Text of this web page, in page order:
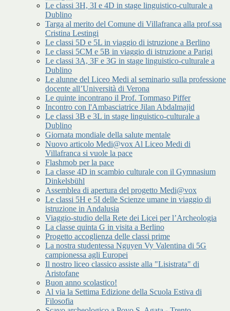
Le classi 3H, 3I e 4D in stage linguistico-culturale a
Dublino
Targa al merito del Comune di Villafranca alla prof.ssa
Cristina Lestingi
Le classi 5D e 5L in viaggio di istruzione a Berlino
Le classi 5CM e 5B in viaggio di istruzione a Parigi
Le classi 3A, 3F e 3G in stage linguistico-culturale a
Dublino
Le alunne del Liceo Medi al seminario sulla professione
docente all’Università di Verona
Le quinte incontrano il Prof. Tommaso Piffer
Incontro con l'Ambasciatrice Jilan Abdalmajid
Le classi 3B e 3L in stage linguistico-culturale a
Dublino
Giornata mondiale della salute mentale
Nuovo articolo Medi@vox Al Liceo Medi di
Villafranca si vuole la pace
Flashmob per la pace
La classe 4D in scambio culturale con il Gymnasium
Dinkelsbühl
Assemblea di apertura del progetto Medi@vox
Le classi 5H e 5I delle Scienze umane in viaggio di
istruzione in Andalusia
Viaggio-studio della Rete dei Licei per l’Archeologia
La classe quinta G in visita a Berlino
Progetto accoglienza delle classi prime
La nostra studentessa Nguyen Vy Valentina di 5G
campionessa agli Europei
Il nostro liceo classico assiste alla "Lisistrata" di
Aristofane
Buon anno scolastico!
Al via la Settima Edizione della Scuola Estiva di
Filosofia